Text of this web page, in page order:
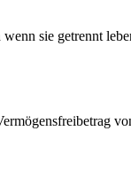
sie getrennt